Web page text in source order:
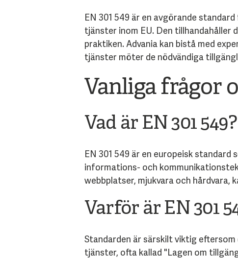
EN 301 549 är en avgörande
tjänster inom EU. Den tillhandahåller
praktiken. Advania kan bistå med
tjänster möter de nödvändiga
Vanliga frågor
Vad är EN 301 549?
EN 301 549 är en europeisk
informations- och
webbplatser, mjukvara och hårdvara,
Varför är EN 301
Standarden är särskilt viktig
tjänster, ofta kallad "Lagen om